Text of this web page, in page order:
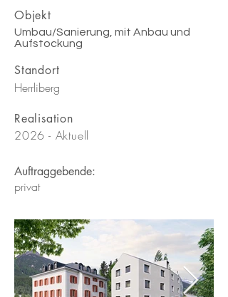
Objekt
Umbau/Sanierung, mit Anbau und
Aufstockung
Standort
Herrliberg
Realisation
2026 - Aktuell
Auftraggebende:
privat